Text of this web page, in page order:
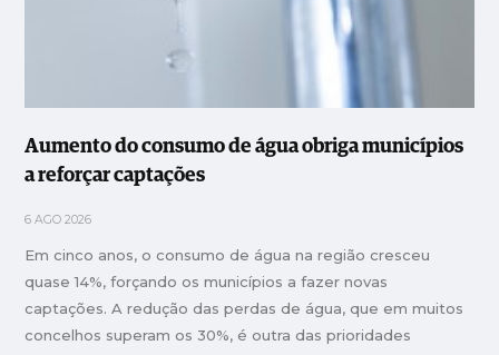
Aumento do consumo de água obriga municípios
a reforçar captações
6 AGO 2026
Em cinco anos, o consumo de água na região cresceu
quase 14%, forçando os municípios a fazer novas
captações. A redução das perdas de água, que em muitos
concelhos superam os 30%, é outra das prioridades